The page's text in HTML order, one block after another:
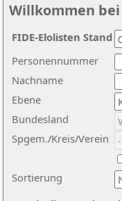
Willkommen bei
Nachname
Ebene
Sortierung
Personennummer
Bundesland
Spgem./Kreis/Verein
FIDE-Elolisten Stand